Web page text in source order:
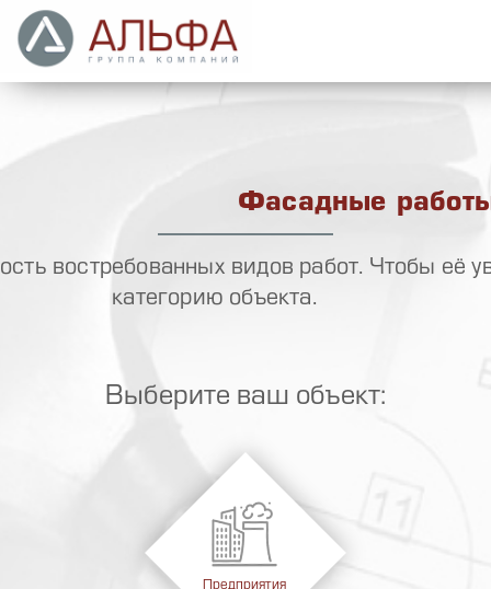
Фасадные
востребованных видов работ. Чтобы её
категорию объекта.
Выберите ваш объект:
Предприятия